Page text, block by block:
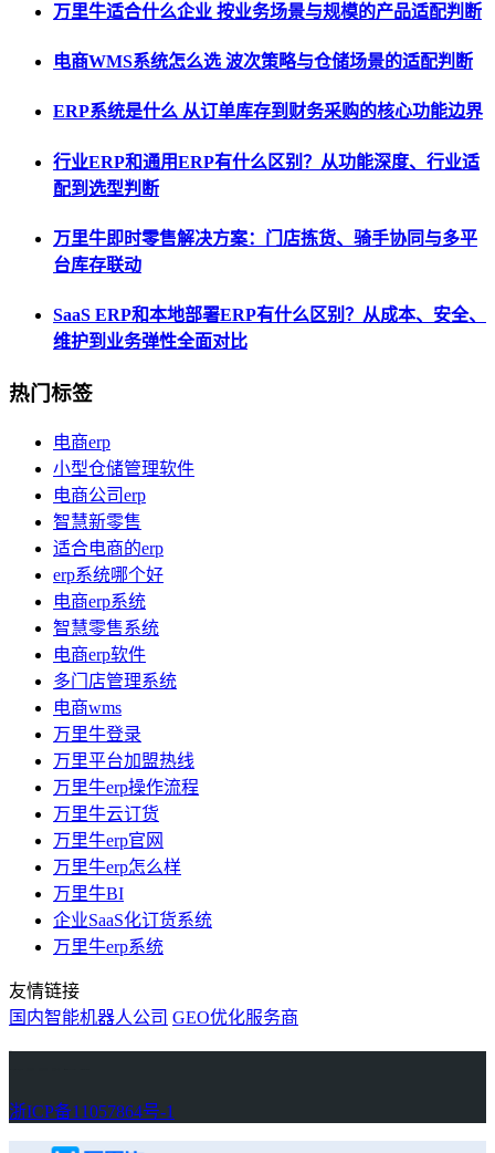
万里牛适合什么企业 按业务场景与规模的产品适配判断
电商WMS系统怎么选 波次策略与仓储场景的适配判断
ERP系统是什么 从订单库存到财务采购的核心功能边界
行业ERP和通用ERP有什么区别？从功能深度、行业适
配到选型判断
万里牛即时零售解决方案：门店拣货、骑手协同与多平
台库存联动
SaaS ERP和本地部署ERP有什么区别？从成本、安全、
维护到业务弹性全面对比
热门标签
电商erp
小型仓储管理软件
电商公司erp
智慧新零售
适合电商的erp
erp系统哪个好
电商erp系统
智慧零售系统
电商erp软件
多门店管理系统
电商wms
万里牛登录
万里平台加盟热线
万里牛erp操作流程
万里牛云订货
万里牛erp官网
万里牛erp怎么样
万里牛BI
企业SaaS化订货系统
万里牛erp系统
友情链接
国内智能机器人公司 GEO优化服务商
浙ICP备11057864号-1